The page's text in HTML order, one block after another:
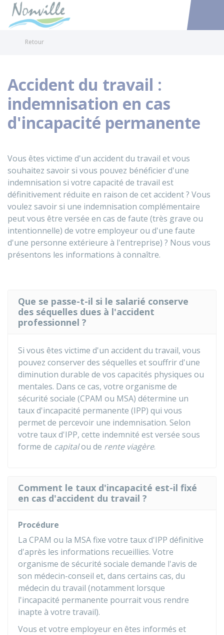
Accéder
Retour
Accident du travail :
indemnisation en cas
d'incapacité permanente
Vous êtes victime d'un accident du travail et vous
souhaitez savoir si vous pouvez bénéficier d'une
indemnisation si votre capacité de travail est
définitivement réduite en raison de cet accident ? Vous
voulez savoir si une indemnisation complémentaire
peut vous être versée en cas de faute (très grave ou
intentionnelle) de votre employeur ou d'une faute
d'une personne extérieure à l'entreprise) ? Nous vous
présentons les informations à connaître.
Que se passe-t-il si le salarié conserve
des séquelles dues à l'accident
professionnel ?
Si vous êtes victime d'un accident du travail, vous
pouvez conserver des séquelles et souffrir d'une
diminution durable de vos capacités physiques ou
mentales. Dans ce cas, votre organisme de
sécurité sociale (CPAM ou MSA) détermine un
taux d'incapacité permanente (IPP) qui vous
permet de percevoir une indemnisation. Selon
votre taux d'IPP, cette indemnité est versée sous
forme de capitalou de rente viagère.
Comment le taux d'incapacité est-il fixé
en cas d'accident du travail ?
Procédure
La CPAM ou la MSA fixe votre taux d'IPP définitive
d'après les informations recueillies. Votre
organisme de sécurité sociale demande l'avis de
son médecin-conseil et, dans certains cas, du
médecin du travail (notamment lorsque
l'incapacité permanente pourrait vous rendre
inapte à votre travail).
Vous et votre employeur en êtes informés et